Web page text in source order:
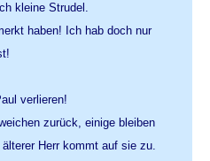
kleine Strudel.
haben! Ich hab doch nur
verlieren!
zurück, einige bleiben
Herr kommt auf sie zu.